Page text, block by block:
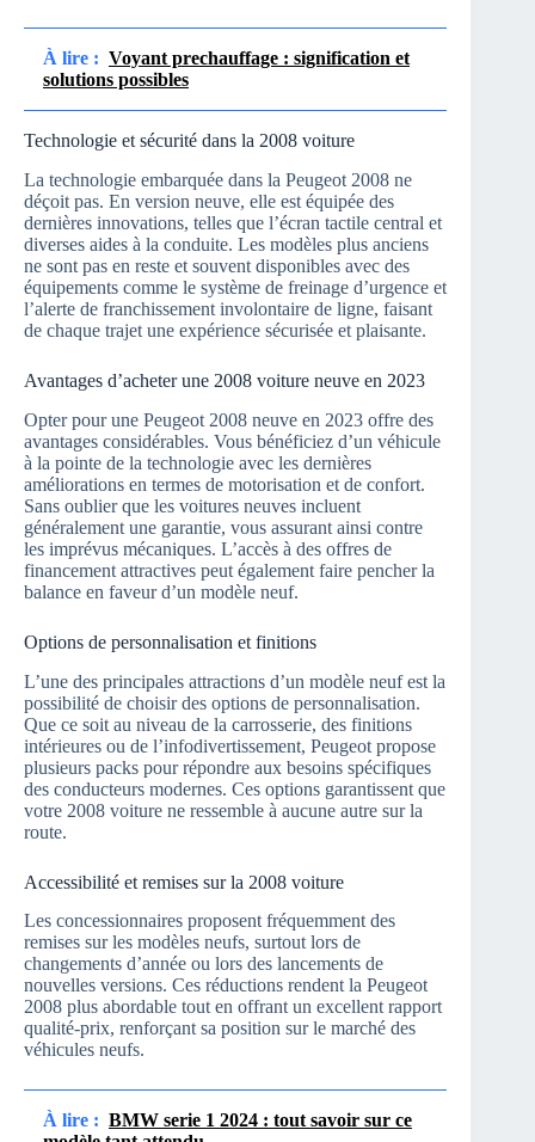
À lire : Voyant prechauffage : signification et
solutions possibles
Technologie et sécurité dans la 2008 voiture
La technologie embarquée dans la Peugeot 2008 ne
déçoit pas. En version neuve, elle est équipée des
dernières innovations, telles que l’écran tactile central et
diverses aides à la conduite. Les modèles plus anciens
ne sont pas en reste et souvent disponibles avec des
équipements comme le système de freinage d’urgence et
l’alerte de franchissement involontaire de ligne, faisant
de chaque trajet une expérience sécurisée et plaisante.
Avantages d’acheter une 2008 voiture neuve en 2023
Opter pour une Peugeot 2008 neuve en 2023 offre des
avantages considérables. Vous bénéficiez d’un véhicule
à la pointe de la technologie avec les dernières
améliorations en termes de motorisation et de confort.
Sans oublier que les voitures neuves incluent
généralement une garantie, vous assurant ainsi contre
les imprévus mécaniques. L’accès à des offres de
financement attractives peut également faire pencher la
balance en faveur d’un modèle neuf.
Options de personnalisation et finitions
L’une des principales attractions d’un modèle neuf est la
possibilité de choisir des options de personnalisation.
Que ce soit au niveau de la carrosserie, des finitions
intérieures ou de l’infodivertissement, Peugeot propose
plusieurs packs pour répondre aux besoins spécifiques
des conducteurs modernes. Ces options garantissent que
votre 2008 voiture ne ressemble à aucune autre sur la
route.
Accessibilité et remises sur la 2008 voiture
Les concessionnaires proposent fréquemment des
remises sur les modèles neufs, surtout lors de
changements d’année ou lors des lancements de
nouvelles versions. Ces réductions rendent la Peugeot
2008 plus abordable tout en offrant un excellent rapport
qualité-prix, renforçant sa position sur le marché des
véhicules neufs.
À lire : BMW serie 1 2024 : tout savoir sur ce